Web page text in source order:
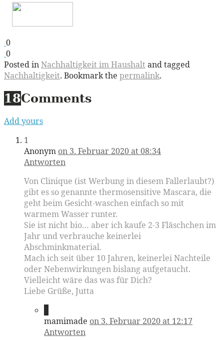
0
0
Posted inNachhaltigkeit im Haushalt and tagged
Nachhaltigkeit. Bookmark the permalink.
18Comments
Add yours
1
Anonym on 3. Februar 2020 at 08:34
Antworten
Von Clinique (ist Werbung in diesem Fallerlaubt?)
gibt es so genannte thermosensitive Mascara, die
geht beim Gesicht-waschen einfach so mit
warmem Wasser runter.
Sie ist nicht bio… aber ich kaufe 2-3 Fläschchen im
Jahr und verbrauche keinerlei
Abschminkmaterial.
Mach ich seit über 10 Jahren, keinerlei Nachteile
oder Nebenwirkungen bislang aufgetaucht.
Vielleicht wäre das was für Dich?
Liebe Grüße, Jutta
mamimade on 3. Februar 2020 at 12:17
Antworten